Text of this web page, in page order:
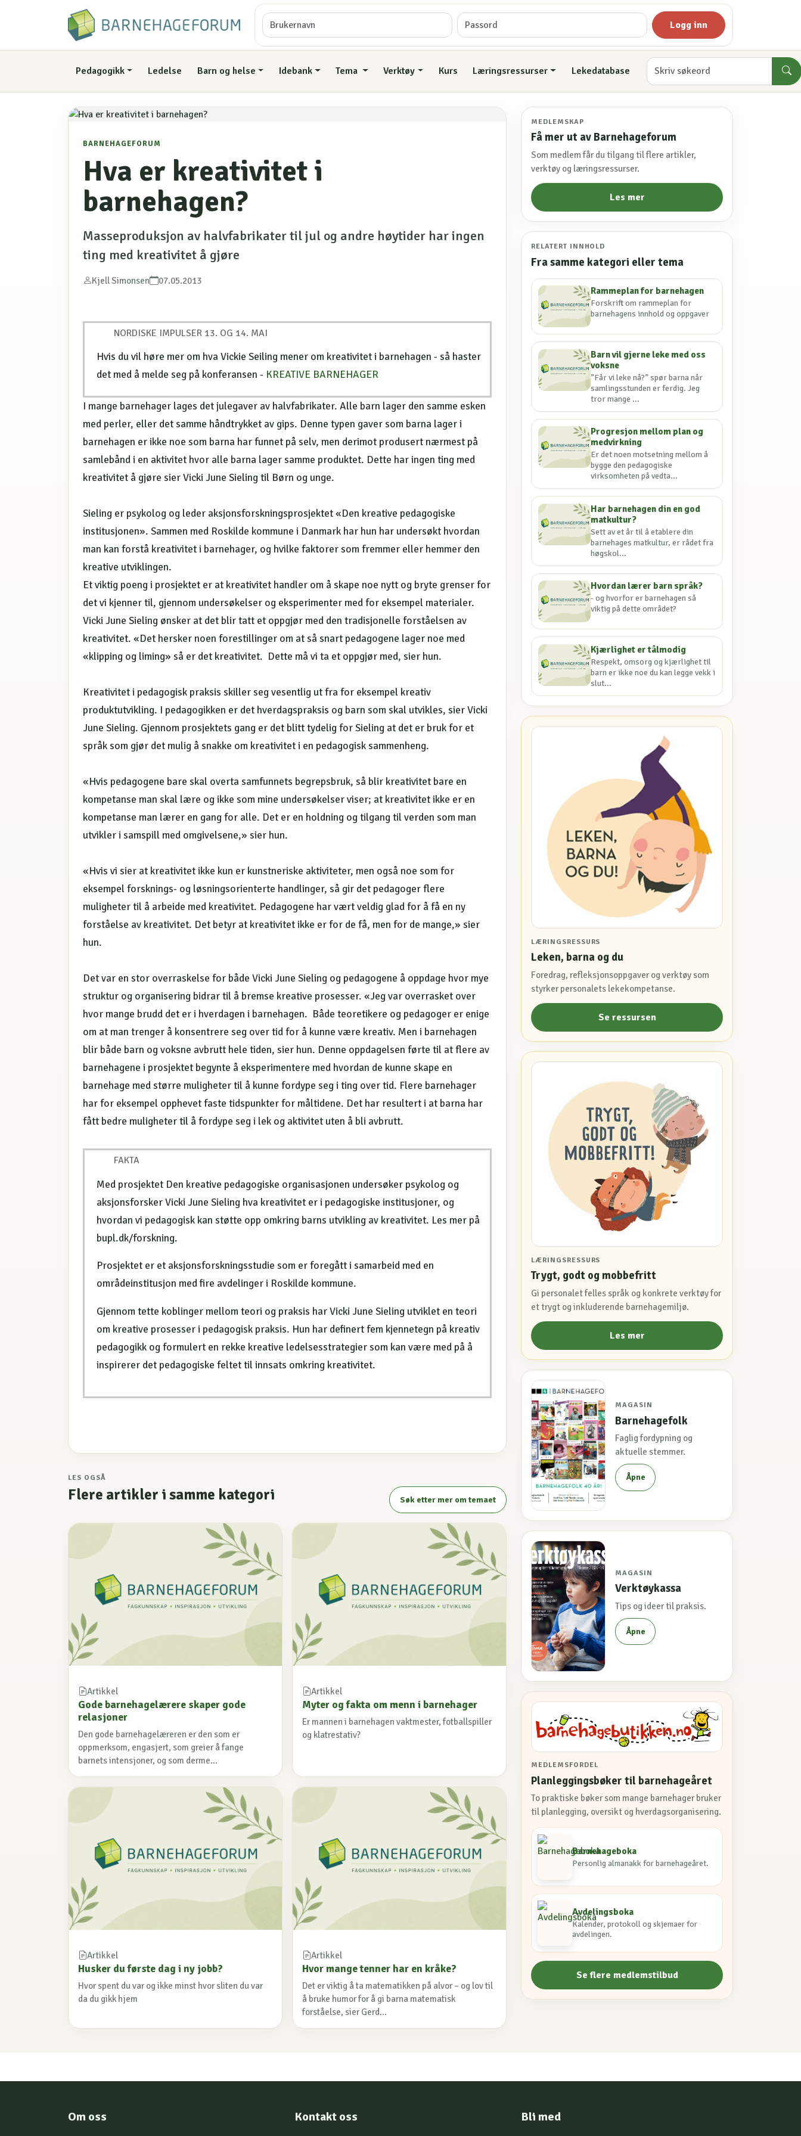
Logg inn
Pedagogikk Ledelse Barn og helse Idebank Tema Verktøy Kurs Læringsressurser Lekedatabase
BARNEHAGEFORUM
Hva er kreativitet i
barnehagen?
Masseproduksjon av halvfabrikater til jul og andre høytider har ingen
ting med kreativitet å gjøre
Kjell Simonsen 07.05.2013
NORDISKE IMPULSER 13. OG 14. MAI
Hvis du vil høre mer om hva Vickie Seiling mener om kreativitet i barnehagen - så haster
det med å melde seg på konferansen - KREATIVE BARNEHAGER
I mange barnehager lages det julegaver av halvfabrikater. Alle barn lager den samme esken
med perler, eller det samme håndtrykket av gips. Denne typen gaver som barna lager i
barnehagen er ikke noe som barna har funnet på selv, men derimot produsert nærmest på
samlebånd i en aktivitet hvor alle barna lager samme produktet. Dette har ingen ting med
kreativitet å gjøre sier Vicki June Sieling til Børn og unge.
Sieling er psykolog og leder aksjonsforskningsprosjektet «Den kreative pedagogiske
institusjonen». Sammen med Roskilde kommune i Danmark har hun har undersøkt hvordan
man kan forstå kreativitet i barnehager, og hvilke faktorer som fremmer eller hemmer den
kreative utviklingen.
Et viktig poeng i prosjektet er at kreativitet handler om å skape noe nytt og bryte grenser for
det vi kjenner til, gjennom undersøkelser og eksperimenter med for eksempel materialer.
Vicki June Sieling ønsker at det blir tatt et oppgjør med den tradisjonelle forståelsen av
kreativitet. «Det hersker noen forestillinger om at så snart pedagogene lager noe med
«klipping og liming» så er det kreativitet. Dette må vi ta et oppgjør med, sier hun.
Kreativitet i pedagogisk praksis skiller seg vesentlig ut fra for eksempel kreativ
produktutvikling. I pedagogikken er det hverdagspraksis og barn som skal utvikles, sier Vicki
June Sieling. Gjennom prosjektets gang er det blitt tydelig for Sieling at det er bruk for et
språk som gjør det mulig å snakke om kreativitet i en pedagogisk sammenheng.
«Hvis pedagogene bare skal overta samfunnets begrepsbruk, så blir kreativitet bare en
kompetanse man skal lære og ikke som mine undersøkelser viser; at kreativitet ikke er en
kompetanse man lærer en gang for alle. Det er en holdning og tilgang til verden som man
utvikler i samspill med omgivelsene,» sier hun.
«Hvis vi sier at kreativitet ikke kun er kunstneriske aktiviteter, men også noe som for
eksempel forsknings- og løsningsorienterte handlinger, så gir det pedagoger flere
muligheter til å arbeide med kreativitet. Pedagogene har vært veldig glad for å få en ny
forståelse av kreativitet. Det betyr at kreativitet ikke er for de få, men for de mange,» sier
hun.
Det var en stor overraskelse for både Vicki June Sieling og pedagogene å oppdage hvor mye
struktur og organisering bidrar til å bremse kreative prosesser. «Jeg var overrasket over
hvor mange brudd det er i hverdagen i barnehagen. Både teoretikere og pedagoger er enige
om at man trenger å konsentrere seg over tid for å kunne være kreativ. Men i barnehagen
blir både barn og voksne avbrutt hele tiden, sier hun. Denne oppdagelsen førte til at flere av
barnehagene i prosjektet begynte å eksperimentere med hvordan de kunne skape en
barnehage med større muligheter til å kunne fordype seg i ting over tid. Flere barnehager
har for eksempel opphevet faste tidspunkter for måltidene. Det har resultert i at barna har
fått bedre muligheter til å fordype seg i lek og aktivitet uten å bli avbrutt.
FAKTA
Med prosjektet Den kreative pedagogiske organisasjonen undersøker psykolog og
aksjonsforsker Vicki June Sieling hva kreativitet er i pedagogiske institusjoner, og
hvordan vi pedagogisk kan støtte opp omkring barns utvikling av kreativitet. Les mer på
bupl.dk/forskning.
Prosjektet er et aksjonsforskningsstudie som er foregått i samarbeid med en
områdeinstitusjon med fire avdelinger i Roskilde kommune.
Gjennom tette koblinger mellom teori og praksis har Vicki June Sieling utviklet en teori
om kreative prosesser i pedagogisk praksis. Hun har definert fem kjennetegn på kreativ
pedagogikk og formulert en rekke kreative ledelsesstrategier som kan være med på å
inspirerer det pedagogiske feltet til innsats omkring kreativitet.
LES OGSÅ
Flere artikler i samme kategori Søk etter mer om temaet
Artikkel
Gode barnehagelærere skaper gode
relasjoner
Den gode barnehagelæreren er den som er
oppmerksom, engasjert, som greier å fange
barnets intensjoner, og som derme...
Artikkel
Myter og fakta om menn i barnehager
Er mannen i barnehagen vaktmester, fotballspiller
og klatrestativ?
Artikkel
Husker du første dag i ny jobb?
Hvor spent du var og ikke minst hvor sliten du var
da du gikk hjem
Artikkel
Hvor mange tenner har en kråke?
Det er viktig å ta matematikken på alvor – og lov til
å bruke humor for å gi barna matematisk
forståelse, sier Gerd...
MEDLEMSKAP
Få mer ut av Barnehageforum
Som medlem får du tilgang til flere artikler,
verktøy og læringsressurser.
Les mer
RELATERT INNHOLD
Fra samme kategori eller tema
Rammeplan for barnehagen
Forskrift om rammeplan for
barnehagens innhold og oppgaver
Barn vil gjerne leke med oss
voksne
”Får vi leke nå?” spør barna når
samlingsstunden er ferdig. Jeg
tror mange ...
Progresjon mellom plan og
medvirkning
Er det noen motsetning mellom å
bygge den pedagogiske
virksomheten på vedta...
Har barnehagen din en god
matkultur?
Sett av et år til å etablere din
barnehages matkultur, er rådet fra
høgskol...
Hvordan lærer barn språk?
- og hvorfor er barnehagen så
viktig på dette området?
Kjærlighet er tålmodig
Respekt, omsorg og kjærlighet til
barn er ikke noe du kan legge vekk i
slut...
LÆRINGSRESSURS
Leken, barna og du
Foredrag, refleksjonsoppgaver og verktøy som
styrker personalets lekekompetanse.
Se ressursen
LÆRINGSRESSURS
Trygt, godt og mobbefritt
Gi personalet felles språk og konkrete verktøy for
et trygt og inkluderende barnehagemiljø.
Les mer
MAGASIN
Barnehagefolk
Faglig fordypning og
aktuelle stemmer.
Åpne
MAGASIN
Verktøykassa
Tips og ideer til praksis.
Åpne
MEDLEMSFORDEL
Planleggingsbøker til barnehageåret
To praktiske bøker som mange barnehager bruker
til planlegging, oversikt og hverdagsorganisering.
Barnehageboka
Personlig almanakk for barnehageåret.
Avdelingsboka
Kalender, protokoll og skjemaer for
avdelingen.
Se flere medlemstilbud
Om oss Kontakt oss Bli med